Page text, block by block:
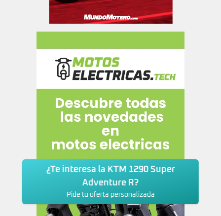
¿Te interesa la KTM 1290 Super
Adventure R?
Pide tu oferta personalizada